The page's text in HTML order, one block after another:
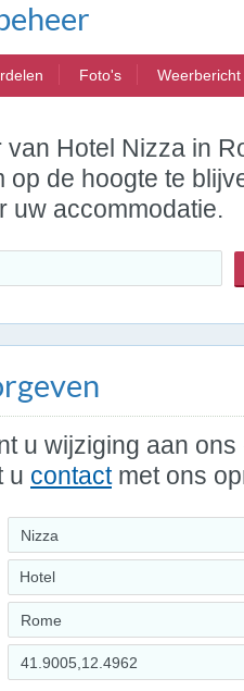
Foto's Weerbericht
van Hotel Nizza in
op de hoogte te
uw accommodatie.
u wijziging aan
u contactmet ons
Hotel